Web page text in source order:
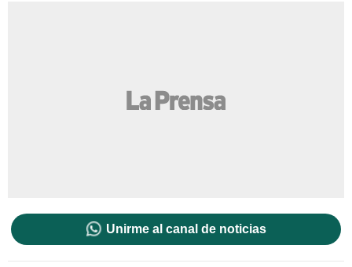
Unirme al canal de noticias